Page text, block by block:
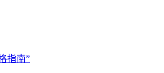
指南”